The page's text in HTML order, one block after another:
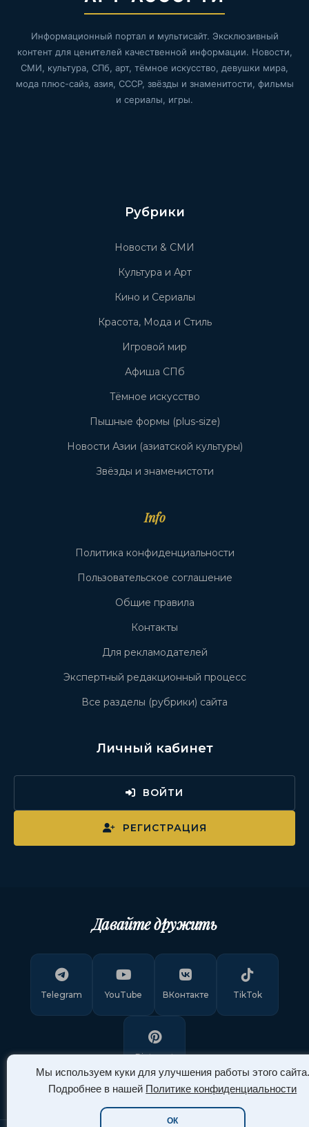
Мы используем куки для улучшения работы этого сайта.
Подробнее в нашей Политике конфиденциальности
ОК
Информационный портал и мультисайт. Эксклюзивный
контент для ценителей качественной информации. Новости,
СМИ, культура, СПб, арт, тёмное искусство, девушки мира,
мода плюс-сайз, азия, СССР, звёзды и знаменитости, фильмы
и сериалы, игры.
Рубрики
Новости & СМИ
Культура и Арт
Кино и Сериалы
Красота, Мода и Стиль
Игровой мир
Афиша СПб
Тёмное искусство
Пышные формы (plus-size)
Новости Азии (азиатской культуры)
Звёзды и знаменистоти
Info
Политика конфиденциальности
Пользовательское соглашение
Общие правила
Контакты
Для рекламодателей
Экспертный редакционный процесс
Все разделы (рубрики) сайта
Личный кабинет
ВОЙТИ
РЕГИСТРАЦИЯ
Давайте дружить
Telegram YouTube ВКонтакте TikTok
Pinterest